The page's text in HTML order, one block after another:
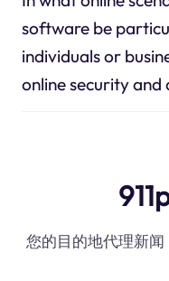
software be
individuals or
online security and
您的目的地代理新